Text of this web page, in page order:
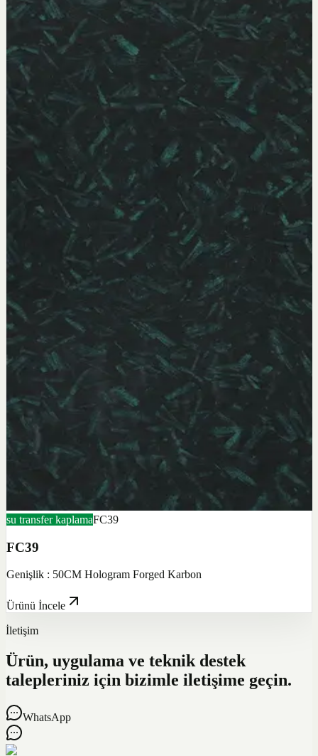
su transfer kaplamaFC39
FC39
Genişlik : 50CM Hologram Forged Karbon
Ürünü İncele
İletişim
Ürün, uygulama ve teknik destek
talepleriniz için bizimle iletişime geçin.
WhatsApp